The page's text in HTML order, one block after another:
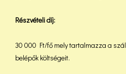
Részvételi díj:
30 000 Ft/fő mely tartalmazza a
belépők költségeit.